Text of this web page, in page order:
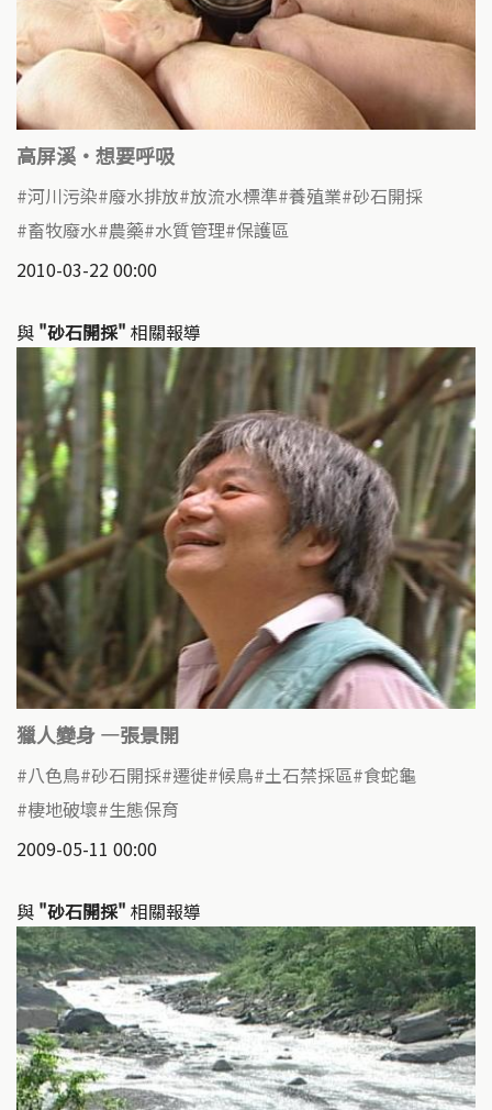
高屏溪‧想要呼吸
河川污染 廢水排放 放流水標準 養殖業 砂石開採
畜牧廢水 農藥 水質管理 保護區
2010-03-22 00:00
與 "砂石開採" 相關報導
獵人變身 —張景開
八色鳥 砂石開採 遷徙 候鳥 土石禁採區 食蛇龜
棲地破壞 生態保育
2009-05-11 00:00
與 "砂石開採" 相關報導